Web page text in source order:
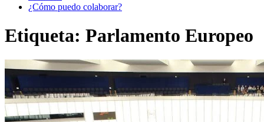
¿Cómo puedo colaborar?
Etiqueta: Parlamento Europeo